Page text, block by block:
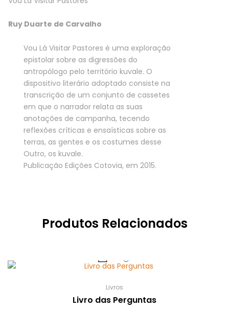
Ruy Duarte de Carvalho
Vou Lá Visitar Pastores é uma exploração
epistolar sobre as digressões do
antropólogo pelo território kuvale. O
dispositivo literário adoptado consiste na
transcrição de um conjunto de cassetes
em que o narrador relata as suas
anotações de campanha, tecendo
reflexões críticas e ensaísticas sobre as
terras, as gentes e os costumes desse
Outro, os kuvale.
Publicação Edições Cotovia, em 2015.
Produtos Relacionados
Livros
Livro das Perguntas